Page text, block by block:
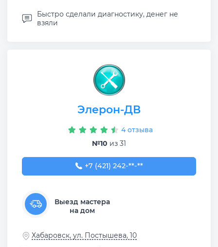
Быстро сделали диагностику, денег не
взяли
Элерон-ДВ
4 отзыва
№10 из 31
+7 (421) 242-63-44
+7 (421) 242-**-**
Выезд мастера
на дом
Хабаровск, ул. Постышева, 10